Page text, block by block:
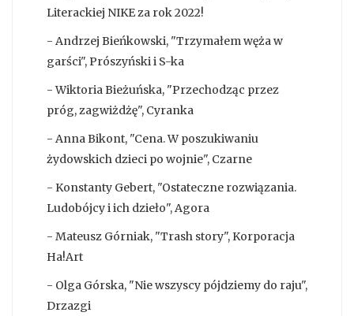
Literackiej NIKE za rok 2022!
- Andrzej Bieńkowski, "Trzymałem węża w
garści", Prószyński i S-ka
- Wiktoria Bieżuńska, "Przechodząc przez
próg, zagwiżdżę", Cyranka
- Anna Bikont, "Cena. W poszukiwaniu
żydowskich dzieci po wojnie", Czarne
- Konstanty Gebert, "Ostateczne rozwiązania.
Ludobójcy i ich dzieło", Agora
- Mateusz Górniak, "Trash story", Korporacja
Ha!Art
- Olga Górska, "Nie wszyscy pójdziemy do raju",
Drzazgi